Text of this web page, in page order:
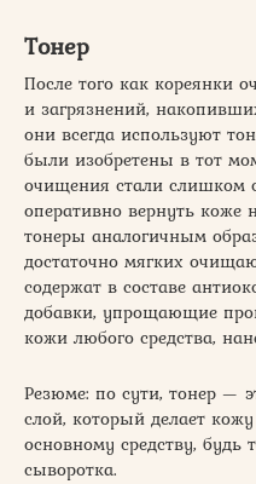
Тонер
После того как кореянки
и загрязнений,
они всегда используют
были изобретены в тот
очищения стали
оперативно вернуть коже
тонеры аналогичным
достаточно мягких
содержат в составе
добавки, упрощающие
кожи любого средства,
Резюме: по сути, тонер —
слой, который делает
основному средству, будь
сыворотка.